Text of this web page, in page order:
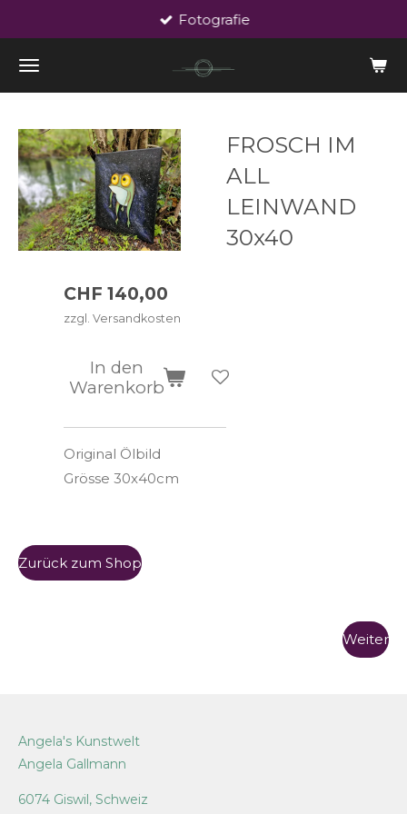
springen
Fotografie
FROSCH IM
ALL
LEINWAND
30x40
CHF 140,00
zzgl. Versandkosten
In den
Warenkorb
Original Ölbild
Grösse 30x40cm
Zurück zum Shop
Weiter
Angela's Kunstwelt
Angela Gallmann
6074 Giswil, Schweiz